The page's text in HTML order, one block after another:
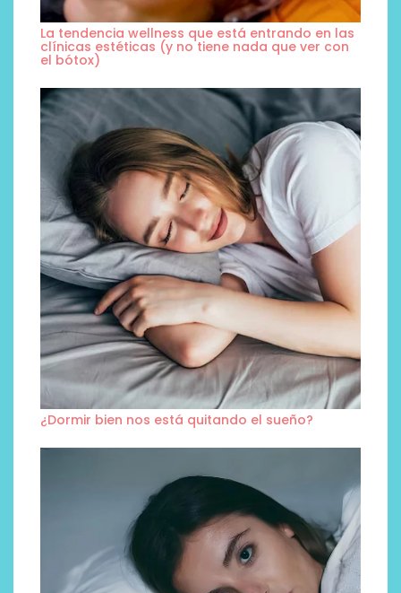
La tendencia wellness que está entrando en las
clínicas estéticas (y no tiene nada que ver con
el bótox)
¿Dormir bien nos está quitando el sueño?